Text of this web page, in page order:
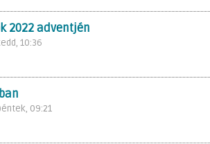
2022 adventjén
10:36
09:21